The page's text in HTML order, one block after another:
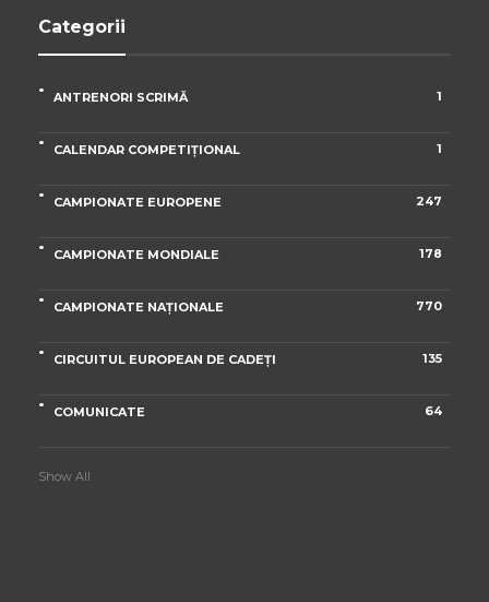
Categorii
ANTRENORI SCRIMĂ 1
CALENDAR COMPETIȚIONAL 1
CAMPIONATE EUROPENE 247
CAMPIONATE MONDIALE 178
CAMPIONATE NAȚIONALE 770
CIRCUITUL EUROPEAN DE CADEȚI 135
COMUNICATE 64
Show All